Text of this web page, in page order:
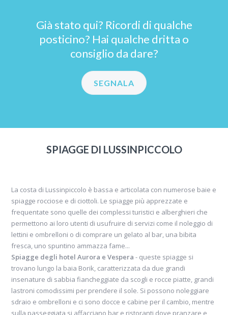
Già stato qui? Ricordi di qualche
posticino? Hai qualche dritta o
consiglio da dare?
SEGNALA
SPIAGGE DI LUSSINPICCOLO
La costa di Lussinpiccolo è bassa e articolata con numerose baie e
spiagge rocciose e di ciottoli. Le spiagge più apprezzate e
frequentate sono quelle dei complessi turistici e alberghieri che
permettono ai loro utenti di usufruire di servizi come il noleggio di
lettini e ombrelloni o di comprare un gelato al bar, una bibita
fresca, uno spuntino ammazza fame...
Spiagge degli hotel Aurora e Vespera - queste spiagge si
trovano lungo la baia Borik, caratterizzata da due grandi
insenature di sabbia fiancheggiate da scogli e rocce piatte, grandi
lastroni comodissimi per prendere il sole. Si possono noleggiare
sdraio e ombrelloni e ci sono docce e cabine per il cambio, mentre